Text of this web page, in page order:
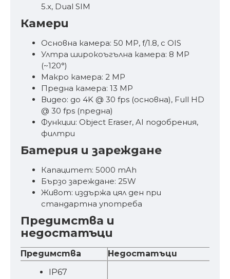
5.x, Dual SIM
Камери
Основна камера: 50 MP, f/1.8, с OIS
Ултра широкоъгълна камера: 8 MP
(~120°)
Макро камера: 2 MP
Предна камера: 13 MP
Видео: до 4K @ 30 fps (основна), Full HD
@ 30 fps (предна)
Функции: Object Eraser, AI подобрения,
филтри
Батерия и зареждане
Капацитет: 5000 mAh
Бързо зареждане: 25W
Живот: издържа цял ден при
стандартна употреба
Предимства и
недостатъци
Предимства
Недостатъци
IP67